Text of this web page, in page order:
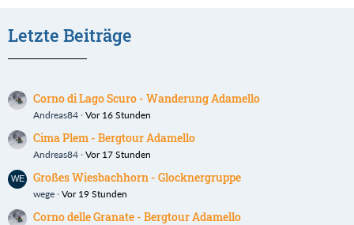
Letzte Beiträge
Corno di Lago Scuro - Wanderung Adamello
Andreas84 Vor 16 Stunden
Cima Plem - Bergtour Adamello
Andreas84 Vor 17 Stunden
Großes Wiesbachhorn - Glocknergruppe
wege Vor 19 Stunden
Corno delle Granate - Bergtour Adamello